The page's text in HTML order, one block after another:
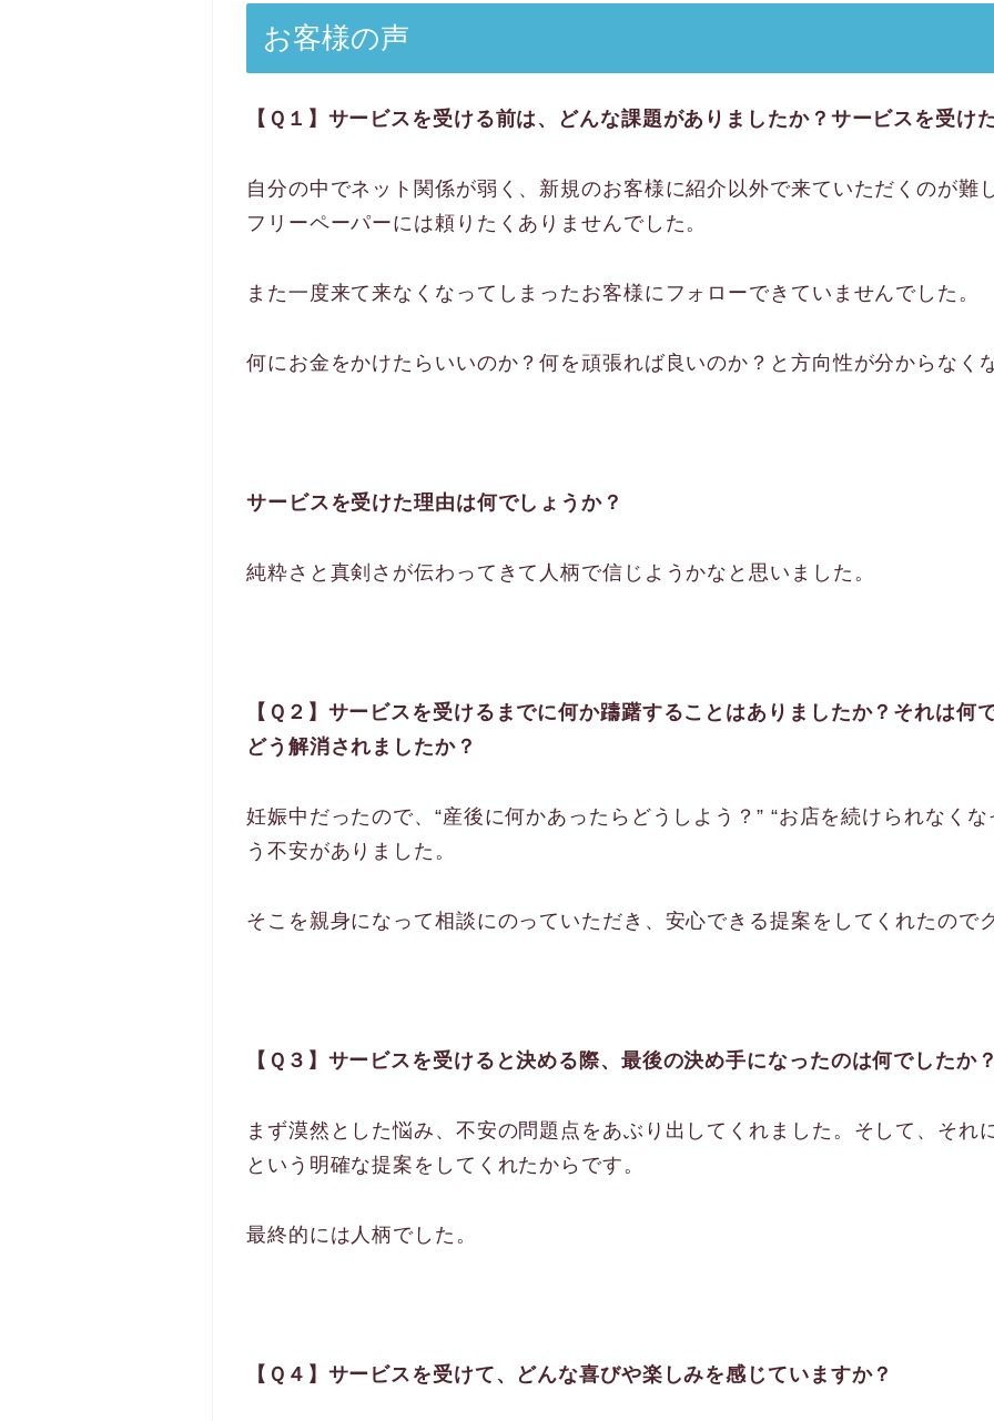
お客様の声
【Ｑ１】サービスを受ける前は、どんな課題がありましたか？サービスを受け
自分の中でネット関係が弱く、新規のお客様に紹介以外で来ていただくのが難
フリーペーパーには頼りたくありませんでした。
また一度来て来なくなってしまったお客様にフォローできていませんでした。
何にお金をかけたらいいのか？何を頑張れば良いのか？と方向性が分からなく
サービスを受けた理由は何でしょうか？
純粋さと真剣さが伝わってきて人柄で信じようかなと思いました。
【Ｑ２】サービスを受けるまでに何か躊躇することはありましたか？それは何
どう解消されましたか？
妊娠中だったので、“産後に何かあったらどうしよう？” “お店を続けられなく
う不安がありました。
そこを親身になって相談にのっていただき、安心できる提案をしてくれたので
【Ｑ３】サービスを受けると決める際、最後の決め手になったのは何でしたか？
まず漠然とした悩み、不安の問題点をあぶり出してくれました。そして、それ
という明確な提案をしてくれたからです。
最終的には人柄でした。
【Ｑ４】サービスを受けて、どんな喜びや楽しみを感じていますか？